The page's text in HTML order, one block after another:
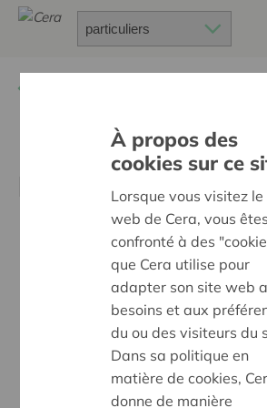
Des quartiers
bienveillants pour
À propos des
cookies sur ce
Lorsque vous visitez le
web de Cera, vous êtes
confronté à des
que Cera utilise pour
adapter son site web
besoins et aux
du ou des visiteurs du
Dans sa politique en
matière de cookies,
donne de manière